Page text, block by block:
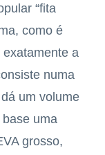
“fita
como é
a
numa
um volume
uma
grosso,